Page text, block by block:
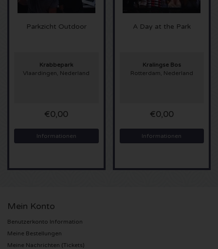
Ariana Grande Karten
John Mayer Karten
Enrique Iglesias Karten
Lady Gaga Karten
Alicia Keys Karten
Parkzicht Outdoor
Krabbepark
Vlaardingen, Nederland
€0,00
Informationen
A Day at the Park
Kralingse Bos
Rotterdam, Nederland
€0,00
Informationen
Mein Konto
Benutzerkonto Information
Meine Bestellungen
Meine Nachrichten (Tickets)